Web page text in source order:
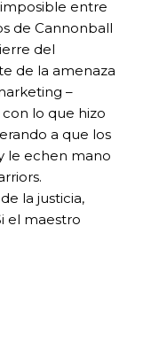
entre
de Cannonball
del
de la amenaza
–
lo que hizo
a que los
le echen mano
la justicia,
el maestro